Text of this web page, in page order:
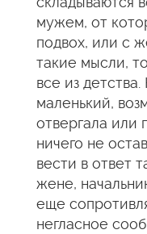
мужем, от
подвох, или с
такие мысли,
все из
маленький,
отвергала или
ничего не
вести в ответ
жене,
еще
негласное